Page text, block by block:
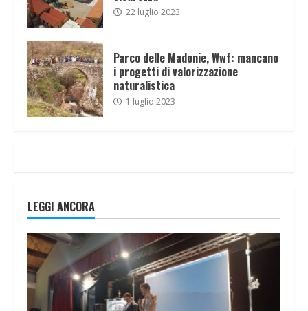
22 luglio 2023
Parco delle Madonie, Wwf: mancano
i progetti di valorizzazione
naturalistica
1 luglio 2023
LEGGI ANCORA